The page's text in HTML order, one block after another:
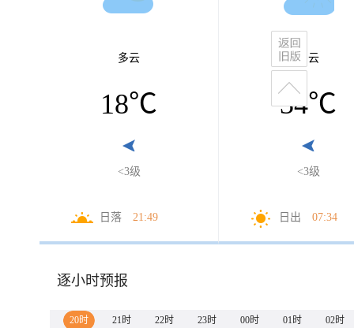
多云
18℃
<3级
日落 21:49
多云
34℃
<3级
日出 07:34
逐小时预报
20时 21时 22时 23时 00时 01时 02时